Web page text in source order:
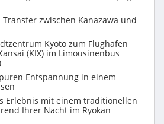
zwischen Kanazawa und
Kyoto zum Flughafen
(KIX) im Limousinenbus
Entspannung in einem
Erlebnis mit einem traditionellen
Ihrer Nacht im Ryokan